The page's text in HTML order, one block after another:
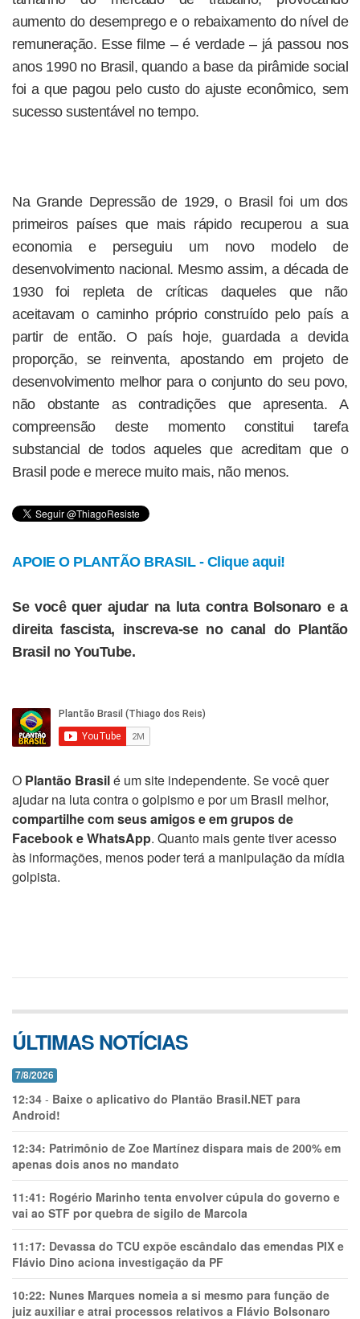
aumento do desemprego e o rebaixamento do nível de
remuneração. Esse filme – é verdade – já passou nos
anos 1990 no Brasil, quando a base da pirâmide social
foi a que pagou pelo custo do ajuste econômico, sem
sucesso sustentável no tempo.
Na Grande Depressão de 1929, o Brasil foi um dos
primeiros países que mais rápido recuperou a sua
economia e perseguiu um novo modelo de
desenvolvimento nacional. Mesmo assim, a década de
1930 foi repleta de críticas daqueles que não
aceitavam o caminho próprio construído pelo país a
partir de então. O país hoje, guardada a devida
proporção, se reinventa, apostando em projeto de
desenvolvimento melhor para o conjunto do seu povo,
não obstante as contradições que apresenta. A
compreensão deste momento constitui tarefa
substancial de todos aqueles que acreditam que o
Brasil pode e merece muito mais, não menos.
APOIE O PLANTÃO BRASIL - Clique aqui!
Se você quer ajudar na luta contra Bolsonaro e a
direita fascista, inscreva-se no canal do Plantão
Brasil no YouTube.
O Plantão Brasilé um site independente. Se você quer
ajudar na luta contra o golpismo e por um Brasil melhor,
compartilhe com seus amigos e em grupos de
Facebook e WhatsApp. Quanto mais gente tiver acesso
às informações, menos poder terá a manipulação da mídia
golpista.
ÚLTIMAS NOTÍCIAS
7/8/2026
12:34 - Baixe o aplicativo do Plantão Brasil.NET para
Android!
12:34: Patrimônio de Zoe Martínez dispara mais de 200% em
apenas dois anos no mandato
11:41: Rogério Marinho tenta envolver cúpula do governo e
vai ao STF por quebra de sigilo de Marcola
11:17: Devassa do TCU expõe escândalo das emendas PIX e
Flávio Dino aciona investigação da PF
10:22: Nunes Marques nomeia a si mesmo para função de
juiz auxiliar e atrai processos relativos a Flávio Bolsonaro